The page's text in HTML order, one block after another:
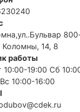
Коломны, 14, 8
работы
10:00-19:00 Сб
10:00-16:00